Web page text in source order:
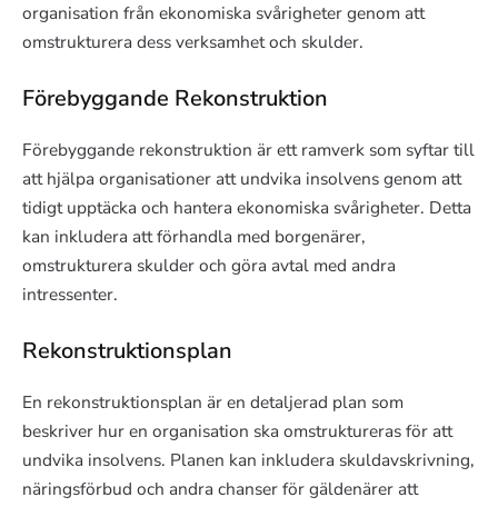
organisation från ekonomiska svårigheter genom att
omstrukturera dess verksamhet och skulder.
Förebyggande Rekonstruktion
Förebyggande rekonstruktion är ett ramverk som syftar till
att hjälpa organisationer att undvika insolvens genom att
tidigt upptäcka och hantera ekonomiska svårigheter. Detta
kan inkludera att förhandla med borgenärer,
omstrukturera skulder och göra avtal med andra
intressenter.
Rekonstruktionsplan
En rekonstruktionsplan är en detaljerad plan som
beskriver hur en organisation ska omstruktureras för att
undvika insolvens. Planen kan inkludera skuldavskrivning,
näringsförbud och andra chanser för gäldenärer att